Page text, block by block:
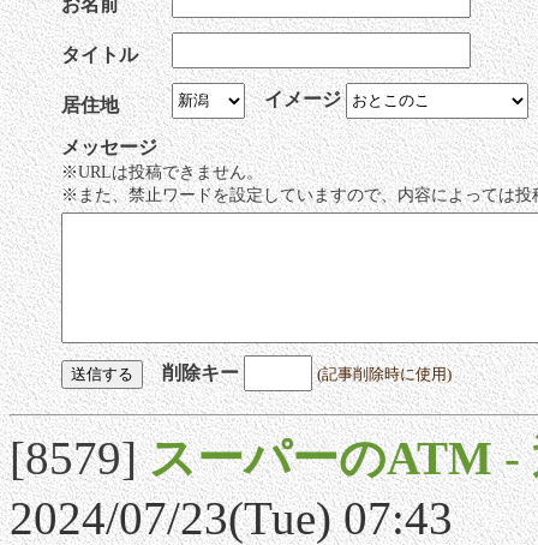
お名前
タイトル
居住地 イメージ
メッセージ
※URLは投稿できません。
※また、禁止ワードを設定していますので、内容によっては
削除キー (記事削除時に使用)
[8579]スーパーのATM-
2024/07/23(Tue) 07:43